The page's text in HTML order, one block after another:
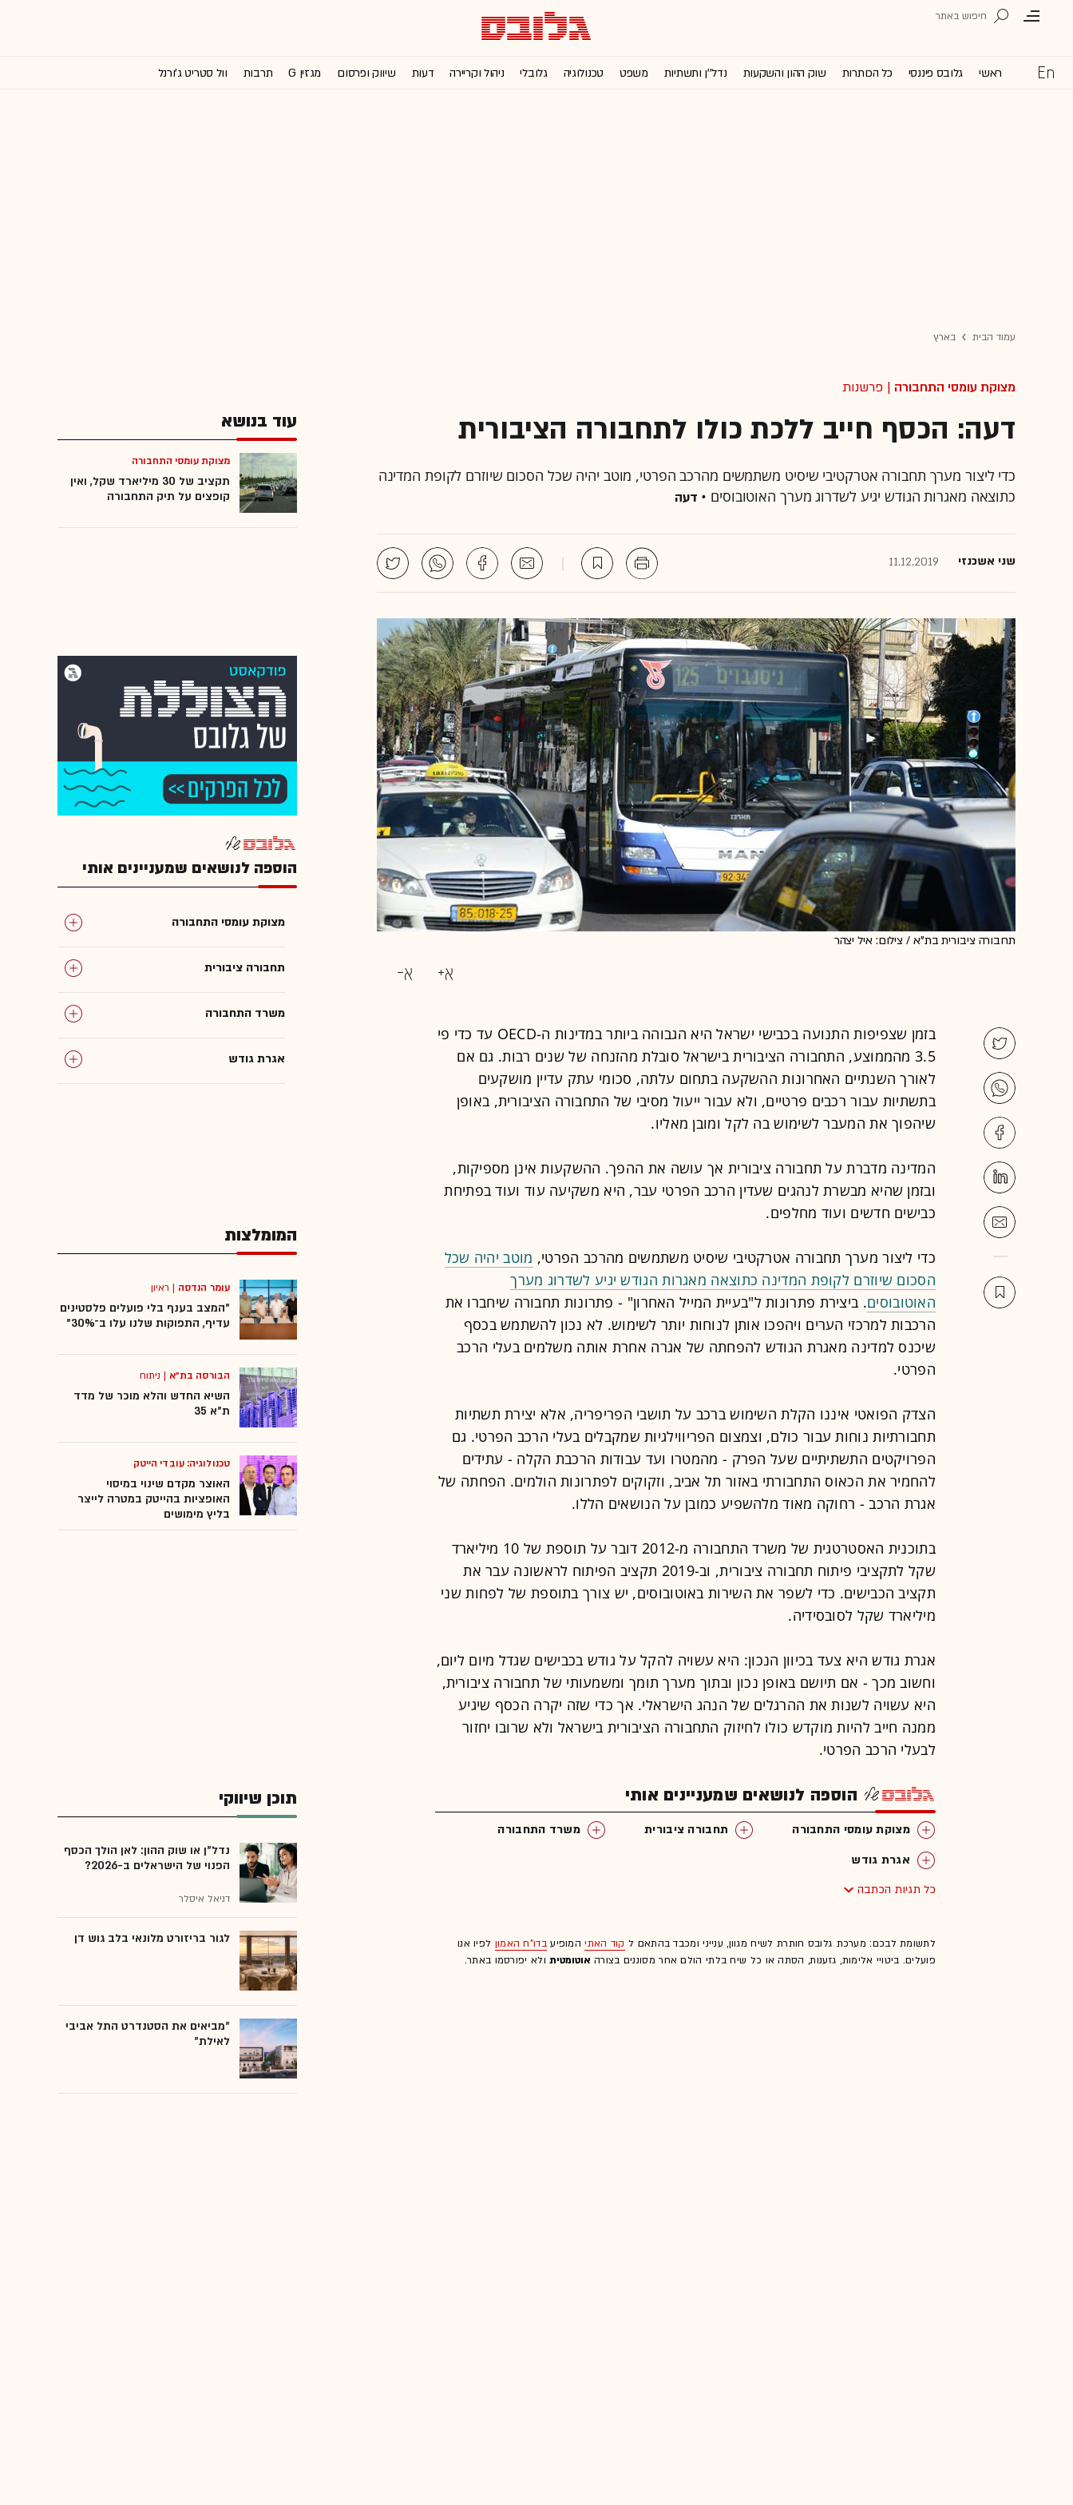
ראשי גלובס פיננסי כל הכותרות שוק ההון והשקעות נדל''ן ותשתיות משפט טכנולוגיה גלובלי ניהול וקריירה דעות שיווק ופרסום מגזין G תרבות וול סטריט ג'ורנל
עמוד הבית בארץ
מצוקת עומסי התחבורה | פרשנות
דעה: הכסף חייב ללכת כולו לתחבורה הציבורית
כדי ליצור מערך תחבורה אטרקטיבי שיסיט משתמשים מהרכב הפרטי, מוטב יהיה שכל הסכום שיוזרם לקופת המדינה
כתוצאה מאגרות הגודש יגיע לשדרוג מערך האוטובוסים • דעה
שני אשכנזי 11.12.2019
תחבורה ציבורית בת"א / צילום: איל יצהר
בזמן שצפיפות התנועה בכבישי ישראל היא הגבוהה ביותר במדינות ה-OECD עד כדי פי
3.5 מהממוצע, התחבורה הציבורית בישראל סובלת מהזנחה של שנים רבות. גם אם
לאורך השנתיים האחרונות ההשקעה בתחום עלתה, סכומי עתק עדיין מושקעים
בתשתיות עבור רכבים פרטיים, ולא עבור ייעול מסיבי של התחבורה הציבורית, באופן
שיהפוך את המעבר לשימוש בה לקל ומובן מאליו.
המדינה מדברת על תחבורה ציבורית אך עושה את ההפך. ההשקעות אינן מספיקות,
ובזמן שהיא מבשרת לנהגים שעדין הרכב הפרטי עבר, היא משקיעה עוד ועוד בפתיחת
כבישים חדשים ועוד מחלפים.
כדי ליצור מערך תחבורה אטרקטיבי שיסיט משתמשים מהרכב הפרטי, מוטב יהיה שכל
הסכום שיוזרם לקופת המדינה כתוצאה מאגרות הגודש יגיע לשדרוג מערך
האוטובוסים. ביצירת פתרונות ל"בעיית המייל האחרון" - פתרונות תחבורה שיחברו את
הרכבות למרכזי הערים ויהפכו אותן לנוחות יותר לשימוש. לא נכון להשתמש בכסף
שיכנס למדינה מאגרת הגודש להפחתה של אגרה אחרת אותה משלמים בעלי הרכב
הפרטי.
הצדק הפואטי איננו הקלת השימוש ברכב על תושבי הפריפריה, אלא יצירת תשתיות
תחבורתיות נוחות עבור כולם, וצמצום הפריווילגיות שמקבלים בעלי הרכב הפרטי. גם
הפרויקטים התשתיתיים שעל הפרק - מהמטרו ועד עבודות הרכבת הקלה - עתידים
להחמיר את הכאוס התחבורתי באזור תל אביב, וזקוקים לפתרונות הולמים. הפחתה של
אגרת הרכב - רחוקה מאוד מלהשפיע כמובן על הנושאים הללו.
בתוכנית האסטרטגית של משרד התחבורה מ-2012 דובר על תוספת של 10 מיליארד
שקל לתקציבי פיתוח תחבורה ציבורית, וב-2019 תקציב הפיתוח לראשונה עבר את
תקציב הכבישים. כדי לשפר את השירות באוטובוסים, יש צורך בתוספת של לפחות שני
מיליארד שקל לסובסידיה.
אגרת גודש היא צעד בכיוון הנכון: היא עשויה להקל על גודש בכבישים שגדל מיום ליום,
וחשוב מכך - אם תיושם באופן נכון ובתוך מערך תומך ומשמעותי של תחבורה ציבורית,
היא עשויה לשנות את ההרגלים של הנהג הישראלי. אך כדי שזה יקרה הכסף שיגיע
ממנה חייב להיות מוקדש כולו לחיזוק התחבורה הציבורית בישראל ולא שרובו יחזור
לבעלי הרכב הפרטי.
הוספה לנושאים שמעניינים אותי
מצוקת עומסי התחבורה תחבורה ציבורית
משרד התחבורה
אגרת גודש
כל תגיות הכתבה
לתשומת לבכם: מערכת גלובס חותרת לשיח מגוון, ענייני ומכבד בהתאם ל קוד האתיהמופיעבדו"ח האמון לפיו אנו
פועלים. ביטויי אלימות, גזענות, הסתה או כל שיח בלתי הולם אחר מסוננים בצורה אוטומטיתולא יפורסמו באתר.
עוד בנושא
מצוקת עומסי התחבורה
תקציב של 30 מיליארד שקל, ואין
קופצים על תיק התחבורה
הוספה לנושאים שמעניינים אותי
מצוקת עומסי התחבורה
תחבורה ציבורית
משרד התחבורה
אגרת גודש
המומלצות
עומר הנדסה | ראיון
"המצב בענף בלי פועלים פלסטינים
עדיף, התפוקות שלנו עלו ב־30%"
הבורסה בת"א | ניתוח
השיא החדש והלא מוכר של מדד
ת"א 35
טכנולוגיה: עובדי הייטק
האוצר מקדם שינוי במיסוי
האופציות בהייטק במטרה לייצר
בליץ מימושים
תוכן שיווקי
נדל"ן או שוק ההון: לאן הולך הכסף
הפנוי של הישראלים ב-2026?
דניאל איסלר
לגור בריזורט מלונאי בלב גוש דן
"מביאים את הסטנדרט התל אביבי
לאילת"